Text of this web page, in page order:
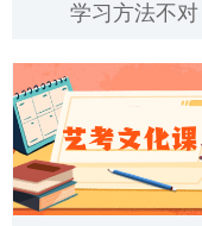
学习方法不对